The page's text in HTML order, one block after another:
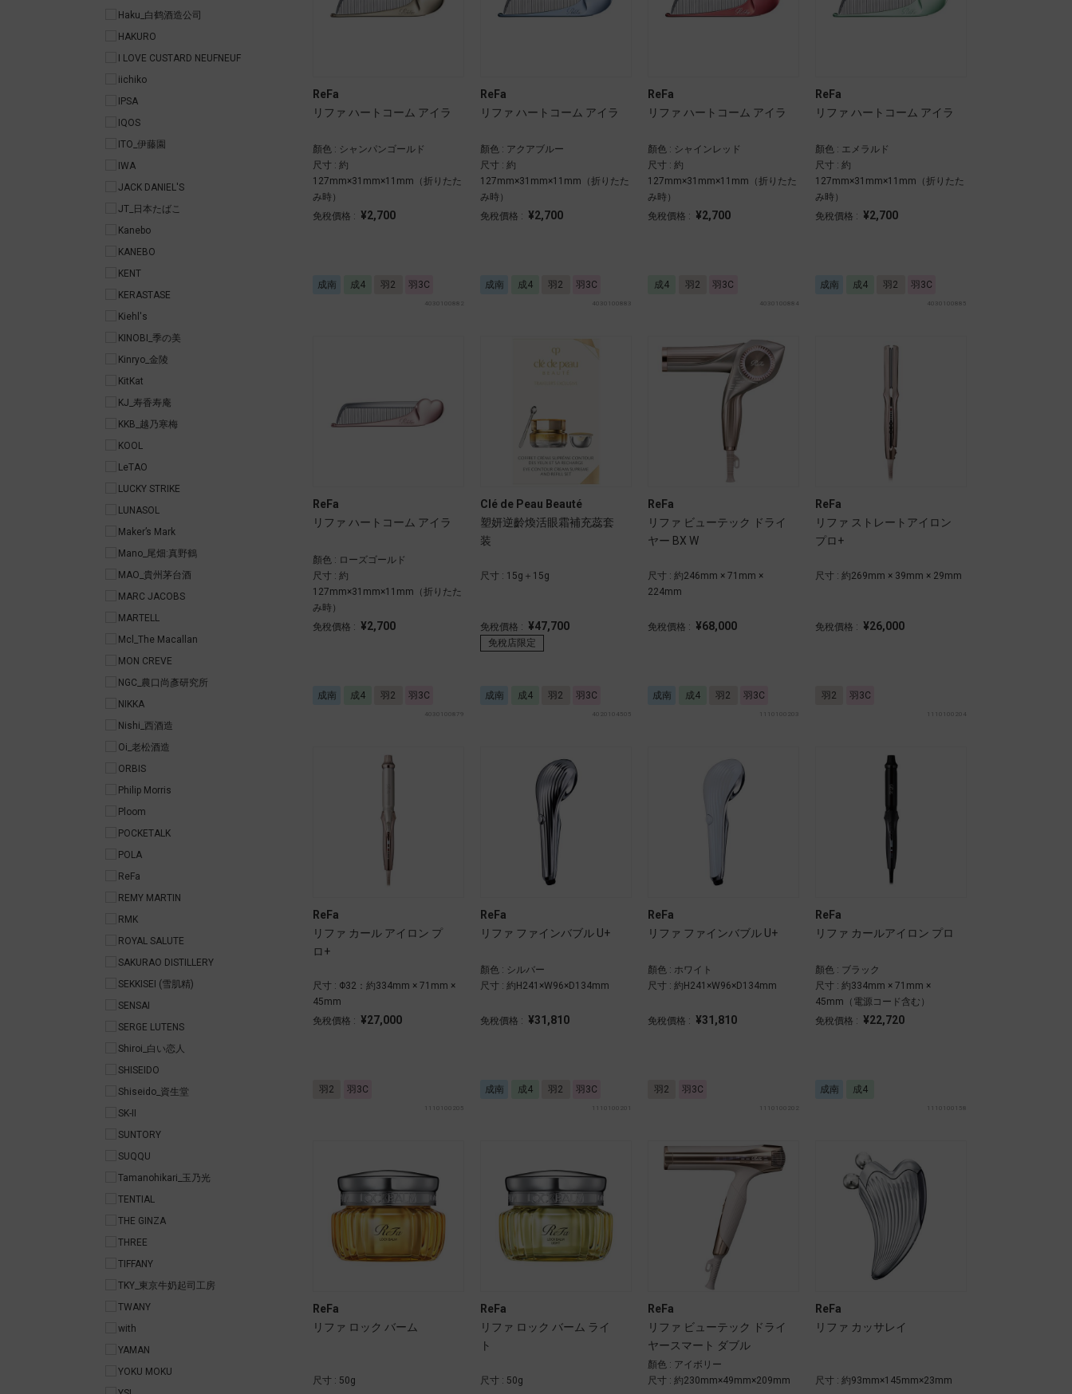
Haku_白鹤酒造公司
HAKURO
I LOVE CUSTARD NEUFNEUF
iichiko
IPSA
IQOS
ITO_伊藤園
IWA
JACK DANIEL'S
JT_日本たばこ
Kanebo
KANEBO
KENT
KERASTASE
Kiehl's
KINOBI_季の美
Kinryo_金陵
KitKat
KJ_寿香寿庵
KKB_越乃寒梅
KOOL
LeTAO
LUCKY STRIKE
LUNASOL
Maker’s Mark
Mano_尾畑:真野鶴
MAO_貴州茅台酒
MARC JACOBS
MARTELL
Mcl_The Macallan
MON CREVE
NGC_農口尚彥研究所
NIKKA
Nishi_西酒造
Oi_老松酒造
ORBIS
Philip Morris
Ploom
POCKETALK
POLA
ReFa
REMY MARTIN
RMK
ROYAL SALUTE
SAKURAO DISTILLERY
SEKKISEI (雪肌精)
SENSAI
SERGE LUTENS
Shiroi_白い恋人
SHISEIDO
Shiseido_資生堂
SK-II
SUNTORY
SUQQU
Tamanohikari_玉乃光
TENTIAL
THE GINZA
THREE
TIFFANY
TKY_東京牛奶起司工房
TWANY
with
YAMAN
YOKU MOKU
ReFa
リファ ハートコーム アイラ
顏色 : シャンパンゴールド
尺寸 : 約
127mm×31mm×11mm（折りたた
み時）
免稅價格 : ¥2,700
成南 成4 羽2 羽3C
4030100882
ReFa
リファ ハートコーム アイラ
顏色 : アクアブルー
尺寸 : 約
127mm×31mm×11mm（折りたた
み時）
免稅價格 : ¥2,700
成南 成4 羽2 羽3C
4030100883
ReFa
リファ ハートコーム アイラ
顏色 : シャインレッド
尺寸 : 約
127mm×31mm×11mm（折りたた
み時）
免稅價格 : ¥2,700
成4 羽2 羽3C
4030100884
ReFa
リファ ハートコーム アイラ
顏色 : エメラルド
尺寸 : 約
127mm×31mm×11mm（折りたた
み時）
免稅價格 : ¥2,700
成南 成4 羽2 羽3C
4030100885
ReFa
リファ ハートコーム アイラ
顏色 : ローズゴールド
尺寸 : 約
127mm×31mm×11mm（折りたた
み時）
免稅價格 : ¥2,700
成南 成4 羽2 羽3C
4030100879
Clé de Peau Beauté
塑妍逆齡煥活眼霜補充蕊套
装
尺寸 : 15g＋15g
免稅價格 : ¥47,700
免稅店限定
成南 成4 羽2 羽3C
4020104505
ReFa
リファ ビューテック ドライ
ヤー BX W
尺寸 : 約246mm × 71mm ×
224mm
免稅價格 : ¥68,000
成南 成4 羽2 羽3C
1110100203
ReFa
リファ ストレートアイロン
プロ+
尺寸 : 約269mm × 39mm × 29mm
免稅價格 : ¥26,000
羽2 羽3C
1110100204
ReFa
リファ カール アイロン プ
ロ+
尺寸 : Φ32：約334mm × 71mm ×
45mm
免稅價格 : ¥27,000
羽2 羽3C
1110100205
ReFa
リファ ファインバブル U+
顏色 : シルバー
尺寸 : 約H241×W96×D134mm
免稅價格 : ¥31,810
成南 成4 羽2 羽3C
1110100201
ReFa
リファ ファインバブル U+
顏色 : ホワイト
尺寸 : 約H241×W96×D134mm
免稅價格 : ¥31,810
羽2 羽3C
1110100202
ReFa
リファ カールアイロン プロ
顏色 : ブラック
尺寸 : 約334mm × 71mm ×
45mm（電源コード含む）
免稅價格 : ¥22,720
成南 成4
1110100158
ReFa
リファ ロック バーム
尺寸 : 50g
ReFa
リファ ロック バーム ライ
ト
尺寸 : 50g
ReFa
リファ ビューテック ドライ
ヤースマート ダブル
顏色 : アイボリー
尺寸 : 約230mm×49mm×209mm
ReFa
リファ カッサレイ
尺寸 : 約93mm×145mm×23mm